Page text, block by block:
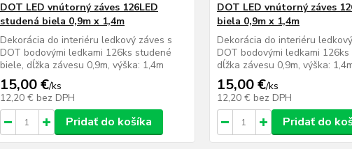
DOT LED vnútorný záves 126LED
studená biela 0,9m x 1,4m
Dekorácia do interiéru ledkový záves s
DOT bodovými ledkami 126ks studené
biele, dĺžka závesu 0,9m, výška: 1,4m
15,00 €/ks
12,20 € bez DPH
Pridať do košíka
DOT LED vnútorný záves
biela 0,9m x 1,4m
Dekorácia do interiéru
DOT bodovými ledkami
dĺžka závesu 0,9m, výška:
15,00 €/ks
12,20 € bez DPH
Pridať do